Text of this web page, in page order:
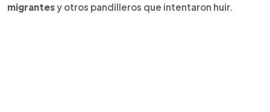
migrantesy otros pandilleros que intentaron huir.